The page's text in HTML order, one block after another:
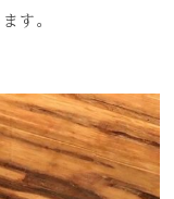
す。